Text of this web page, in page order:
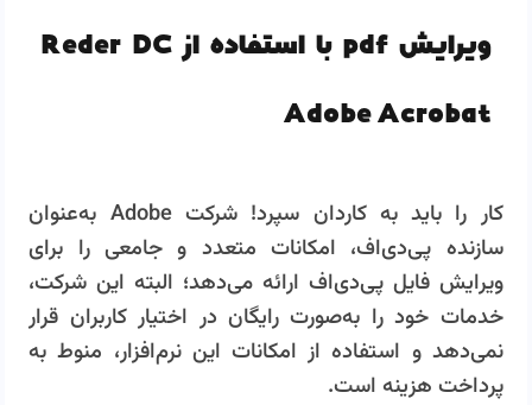
ویرایش pdf با استفاده از Reder DC
Adobe Acrobat
کار را باید به کاردان سپرد! شرکت Adobe به‌عنوان
سازنده پی‌دی‌اف، امکانات متعدد و جامعی را برای
ویرایش فایل پی‌دی‌اف ارائه می‌دهد؛ البته این شرکت،
خدمات خود را به‌صورت رایگان در اختیار کاربران قرار
نمی‌دهد و استفاده از امکانات این نرم‌افزار، منوط به
پرداخت هزینه است.